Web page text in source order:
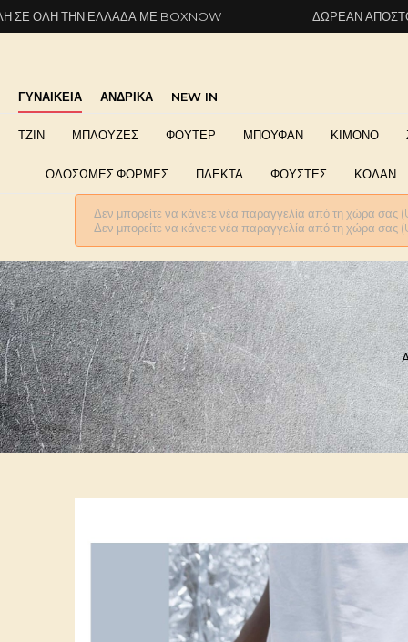
ΜΕ BOXNOW ΔΩΡΕΆΝ ΑΠΟΣΤΟΛΉ ΣΕ ΌΛΗ
ΓΥΝΑΙΚΕΙΑ ΑΝΔΡΙΚΑ NEW IN
ΤΖΙΝ ΜΠΛΟΥΖΕΣ ΦΟΥΤΕΡ ΜΠΟΥΦΑΝ ΚΙΜΟΝΟ
ΟΛΟΣΩΜΕΣ ΦΟΡΜΕΣ ΠΛΕΚΤΑ ΦΟΥΣΤΕΣ ΚΟΛΑΝ
Δεν μπορείτε να κάνετε νέα παραγγελία από τη χώρα
Δεν μπορείτε να κάνετε νέα παραγγελία από τη χώρα